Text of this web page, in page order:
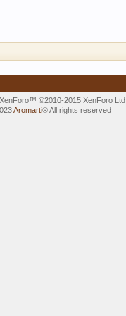
XenForo™©2010-2015 XenForo Ltd.
Aromarti®All rights reserved